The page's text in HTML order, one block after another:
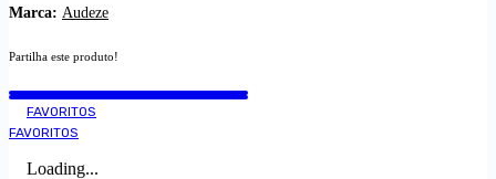
Marca: Audeze
Partilha este produto!
FAVORITOS
FAVORITOS
Loading...